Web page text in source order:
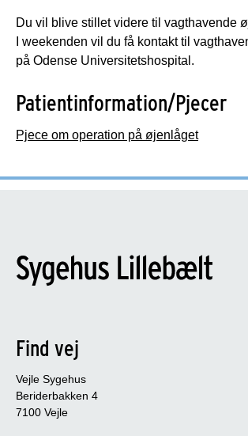
Du vil blive stillet videre til vagthavende
I weekenden vil du få kontakt til
på Odense Universitetshospital.
Patientinformation/Pjecer
Pjece om operation på øjenlåget
Find vej
Vejle Sygehus
Beriderbakken 4
7100 Vejle